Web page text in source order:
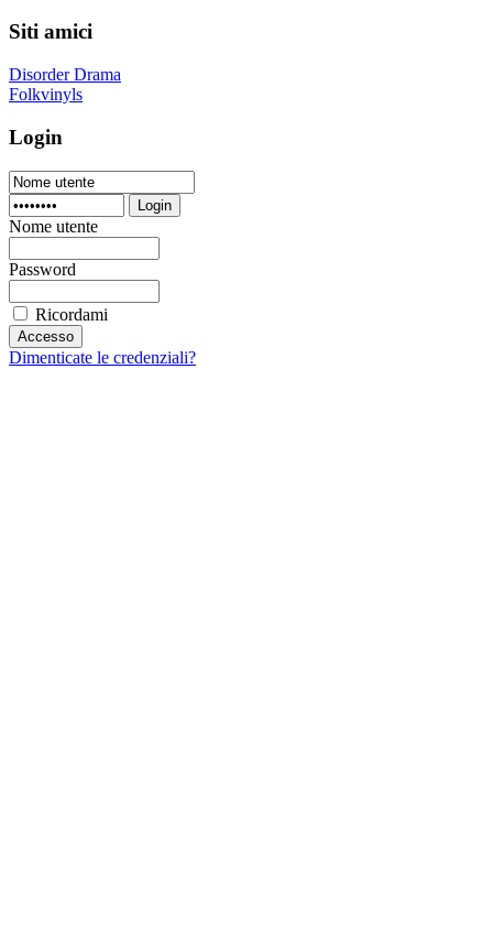
Siti amici
Disorder Drama
Folkvinyls
Login
Login
Nome utente
Password
Ricordami
Dimenticate le credenziali?